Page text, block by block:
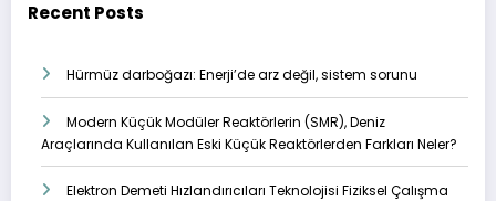
Recent Posts
Hürmüz darboğazı: Enerji’de arz değil, sistem sorunu
Modern Küçük Modüler Reaktörlerin (SMR), Deniz
Araçlarında Kullanılan Eski Küçük Reaktörlerden Farkları Neler?
Elektron Demeti Hızlandırıcıları Teknolojisi Fiziksel Çalışma